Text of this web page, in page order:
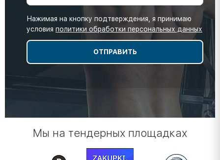
Нажимая на кнопку подтверждения, я принимаю
условия политики обработки персональных данных
Мы на тендерных площадках